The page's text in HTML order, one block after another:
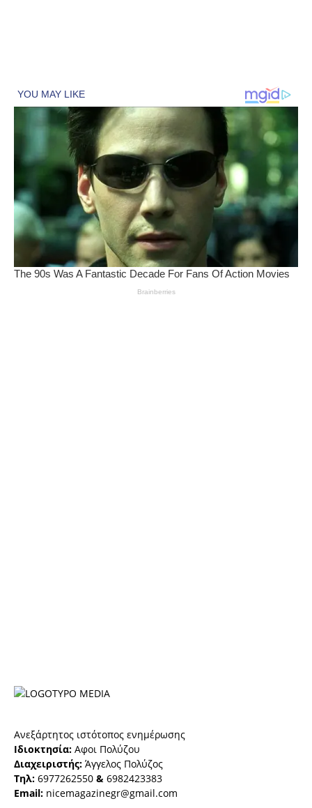
Ανεξάρτητος ιστότοπος ενημέρωσης
Ιδιοκτησία: Αφοι Πολύζου
Διαχειριστής: Άγγελος Πολύζος
Τηλ: 6977262550 & 6982423383
Email: nicemagazinegr@gmail.com